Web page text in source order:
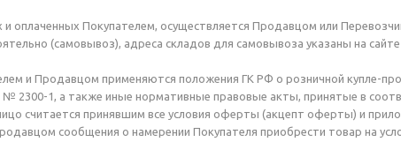
и оплаченных Покупателем, осуществляется Продавцом или
(самовывоз), адреса складов для самовывоза указаны на
и Продавцом применяются положения ГК РФ о розничной купле-
№ 2300-1, а также иные нормативные правовые акты, принятые в
считается принявшим все условия оферты (акцепт оферты) и
сообщения о намерении Покупателя приобрести товар на